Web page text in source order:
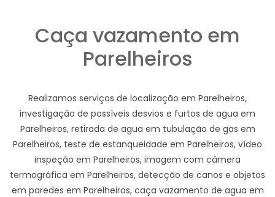
Caça vazamento em
Parelheiros
Realizamos serviços de localização em Parelheiros,
investigação de possíveis desvios e furtos de agua em
Parelheiros, retirada de agua em tubulação de gas em
Parelheiros, teste de estanqueidade em Parelheiros, vídeo
inspeção em Parelheiros, imagem com câmera
termográfica em Parelheiros, detecção de canos e objetos
em paredes em Parelheiros, caça vazamento de agua em